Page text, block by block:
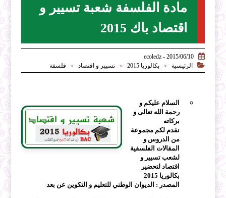
مادة الفلسفة شعبة تسيير و
اقتصاد باك 2015

2015/06/10 - ecoledz

الرئيسية > بكالوريا 2015 > تسيير و اقتصاد > فلسفة
السلام عليكم و
رحمة الله تعالى و
بركاته
نقدم لكم مجموعة
من الدروس و
المقالات الفلسفية
لشعب تسيير و
اقتصاد لتحضير
بكالوريا 2015
المصدر : الديوان الوطني للتعليم و التكوين عن بعد